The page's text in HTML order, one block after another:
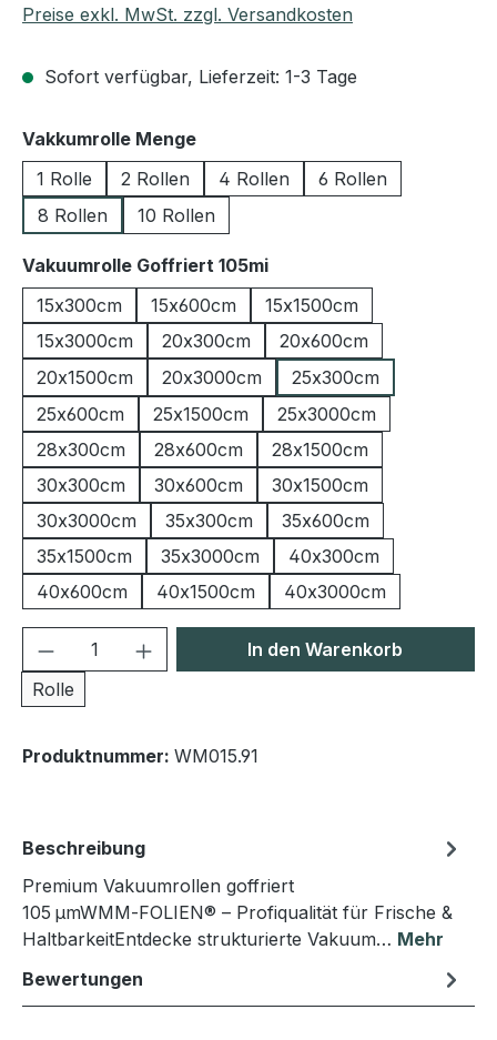
Preise exkl. MwSt. zzgl. Versandkosten
Sofort verfügbar, Lieferzeit: 1-3 Tage
Vakkumrolle Mengeauswählen
1 Rolle
2 Rollen 4 Rollen
6 Rollen
8 Rollen
10 Rollen
Vakuumrolle Goffriert 105miauswählen
15x300cm
15x600cm
15x1500cm
15x3000cm
20x300cm
20x600cm
20x1500cm
20x3000cm
25x300cm
25x600cm
25x1500cm
25x3000cm
28x300cm
28x600cm
28x1500cm
30x300cm
30x600cm
30x1500cm
30x3000cm
35x300cm
35x600cm
35x1500cm
35x3000cm
40x300cm
40x600cm
40x1500cm 40x3000cm
Produkt Anzahl: Gib den
Rolle
In den Warenkorb
Produktnummer: WM015.91
Beschreibung
Premium Vakuumrollen goffriert
105 µmWMM‑FOLIEN® – Profiqualität für Frische &
HaltbarkeitEntdecke strukturierte Vakuum… Mehr
Bewertungen